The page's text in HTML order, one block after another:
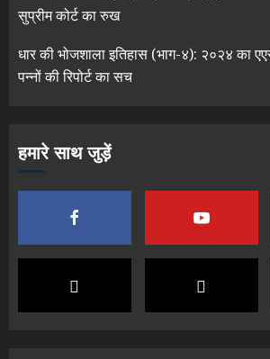
सुप्रीम कोर्ट का रुख
धार की भोजशाला इतिहास (भाग-४): २०२४ का
पन्नों की रिपोर्ट का सच
हमारे साथ जुड़ें